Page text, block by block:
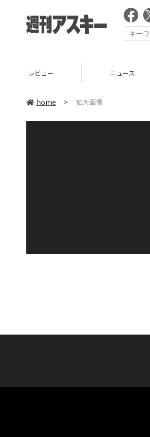
レビュー ニュース
home > 拡大画像